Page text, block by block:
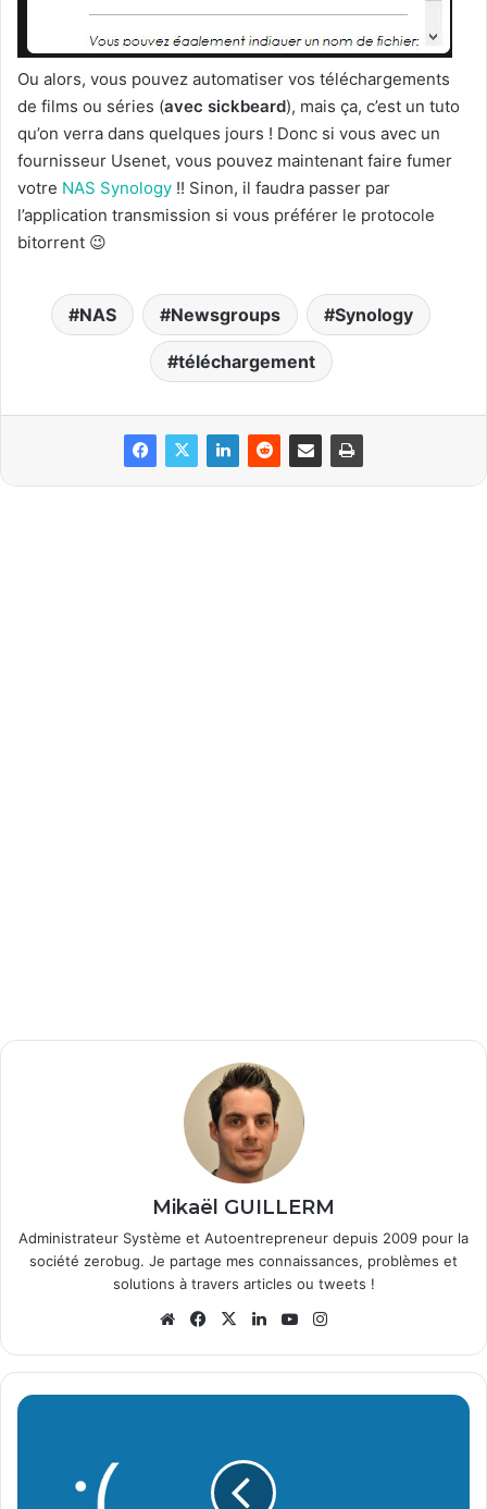
Ou alors, vous pouvez automatiser vos téléchargements
de films ou séries (avec sickbeard), mais ça, c’est un tuto
qu’on verra dans quelques jours ! Donc si vous avec un
fournisseur Usenet, vous pouvez maintenant faire fumer
votre NAS Synology !! Sinon, il faudra passer par
l’application transmission si vous préférer le protocole
bitorrent 😉
NAS Newsgroups Synology
téléchargement
Mikaël GUILLERM
Administrateur Système et Autoentrepreneur depuis 2009 pour la
société zerobug. Je partage mes connaissances, problèmes et
solutions à travers articles ou tweets !
We
te
Fa
bo
ok
X
Lin
din
Yo
ub
e
ra
m
E